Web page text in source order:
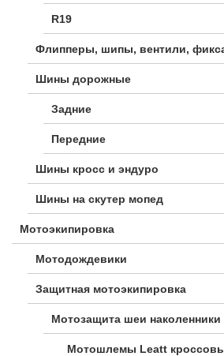
R19
Флипперы, шипы, вентили,
Шины дорожные
Задние
Передние
Шины кросс и эндуро
Шины на скутер мопед
Мотоэкипировка
Мотодождевики
Защитная мотоэкипировка
Мотозащита шеи наколенники
Мотошлемы Leatt